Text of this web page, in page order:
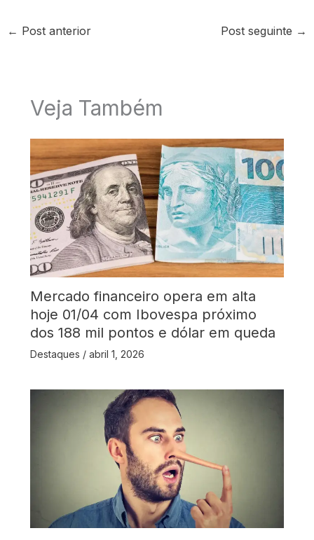
← Post anterior Post seguinte →
Veja Também
Mercado financeiro opera em alta
hoje 01/04 com Ibovespa próximo
dos 188 mil pontos e dólar em queda
Destaques / abril 1, 2026